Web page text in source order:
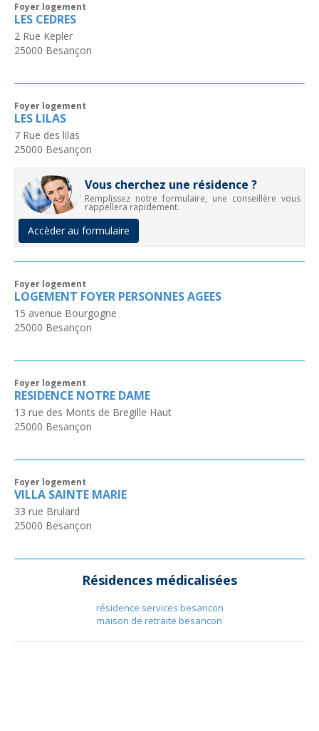
Foyer logement
LES CEDRES
2 Rue Kepler
25000 Besançon
Foyer logement
LES LILAS
7 Rue des lilas
25000 Besançon
Vous cherchez une résidence ?
Remplissez notre formulaire, une conseillère vous
rappellera rapidement.
Accèder au formulaire
Foyer logement
LOGEMENT FOYER PERSONNES AGEES
15 avenue Bourgogne
25000 Besançon
Foyer logement
RESIDENCE NOTRE DAME
13 rue des Monts de Bregille Haut
25000 Besançon
Foyer logement
VILLA SAINTE MARIE
33 rue Brulard
25000 Besançon
Résidences médicalisées
résidence services besancon
maison de retraite besancon